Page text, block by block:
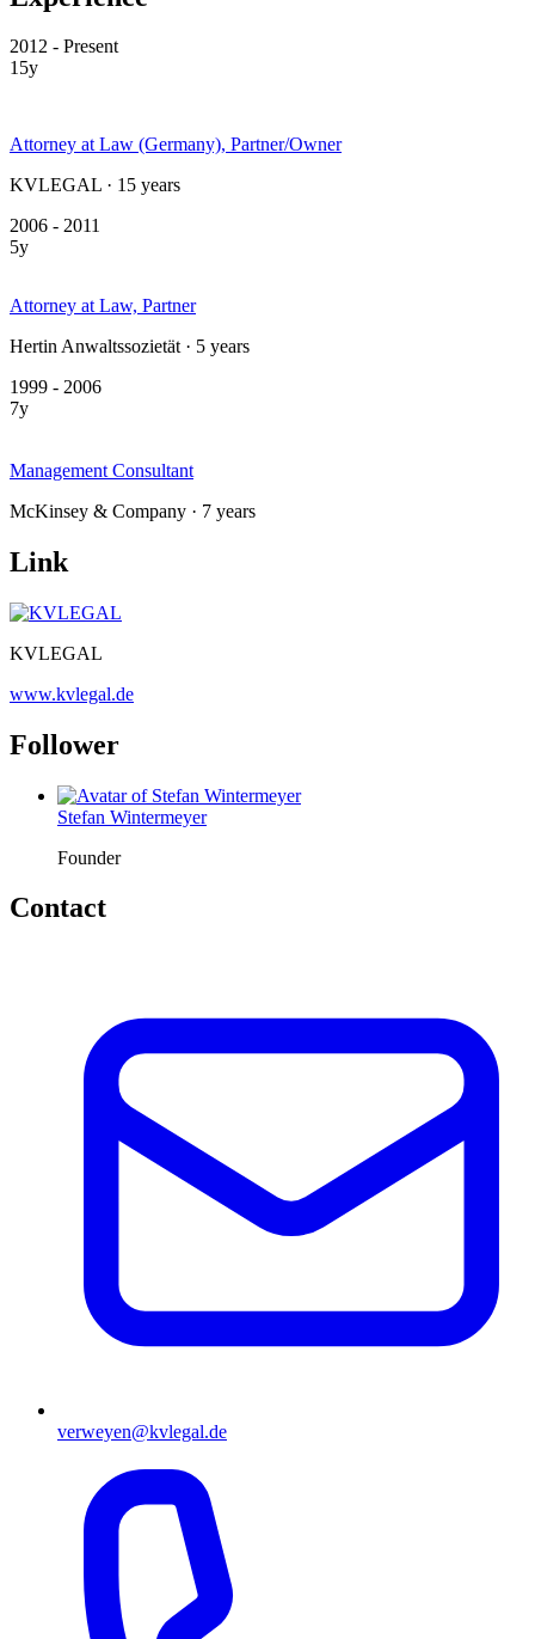
2012 - Present
15y
Attorney at Law (Germany), Partner/Owner
KVLEGAL · 15 years
2006 - 2011
5y
Attorney at Law, Partner
Hertin Anwaltssozietät · 5 years
1999 - 2006
7y
Management Consultant
McKinsey & Company · 7 years
Link
KVLEGAL
www.kvlegal.de
Follower
Stefan Wintermeyer
Founder
Contact
verweyen@kvlegal.de